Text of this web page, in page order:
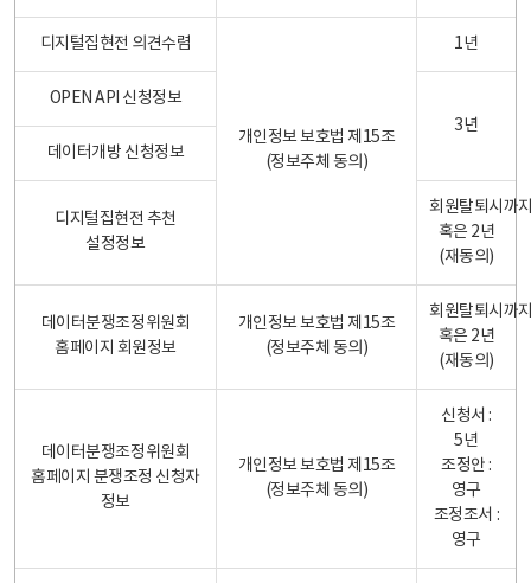
디지털집현전 의견수렴
개인정보 보호법 제15조
(정보주체 동의)
1년
OPEN API 신청정보
3년
데이터개방 신청정보
디지털집현전 추천
설정정보
회원탈퇴시까
혹은 2년
(재동의)
데이터분쟁조정위원회
홈페이지 회원정보
개인정보 보호법 제15조
(정보주체 동의)
회원탈퇴시까
혹은 2년
(재동의)
데이터분쟁조정위원회
홈페이지 분쟁조정 신청자
정보
개인정보 보호법 제15조
(정보주체 동의)
신청서 :
5년
조정안 :
영구
조정조서 :
영구